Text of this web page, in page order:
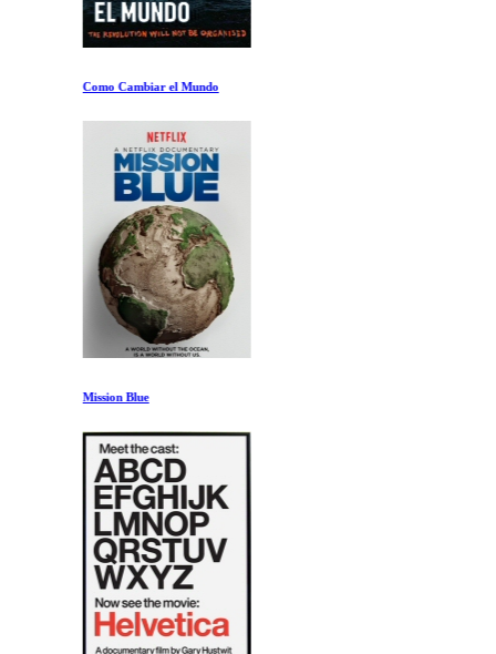
Como Cambiar el Mundo
Mission Blue